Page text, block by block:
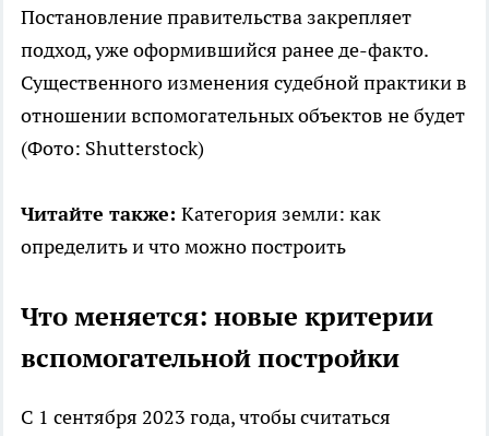
Постановление правительства закрепляет
подход, уже оформившийся ранее де-факто.
Существенного изменения судебной практики в
отношении вспомогательных объектов не будет
(Фото: Shutterstock)
Читайте также: Категория земли: как
определить и что можно построить
Что меняется: новые критерии
вспомогательной постройки
С 1 сентября 2023 года, чтобы считаться